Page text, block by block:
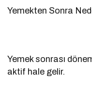
Yemekten Sonra
Yemek sonrası
aktif hale gelir.